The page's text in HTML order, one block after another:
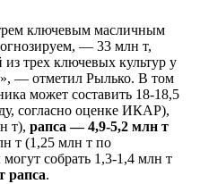
ключевым масличным
— 33 млн т,
трех ключевых культур у
— отметил Рылько. В том
может составить 18-18,5
согласно оценке ИКАР),
т), рапса — 4,9-5,2 млн т
т (1,25 млн т по
собрать 1,3-1,4 млн т
рапса.